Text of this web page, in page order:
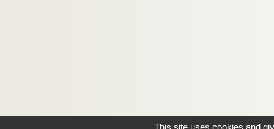
This site uses cookies and